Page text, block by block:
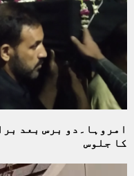
امروہا۔دو برس بعد
کا جلوس